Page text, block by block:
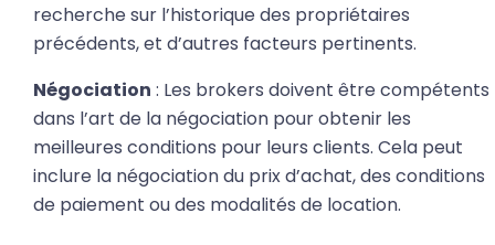
recherche sur l’historique des propriétaires
précédents, et d’autres facteurs pertinents.
Négociation : Les brokers doivent être compétents
dans l’art de la négociation pour obtenir les
meilleures conditions pour leurs clients. Cela peut
inclure la négociation du prix d’achat, des conditions
de paiement ou des modalités de location.